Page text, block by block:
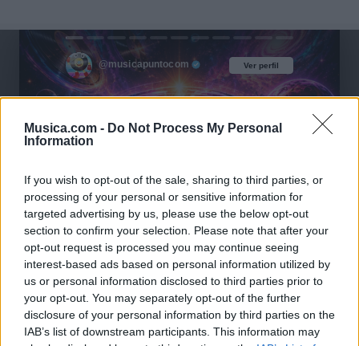
Musica.com - Do Not Process My Personal
Information
If you wish to opt-out of the sale, sharing to third parties, or
processing of your personal or sensitive information for
targeted advertising by us, please use the below opt-out
section to confirm your selection. Please note that after your
opt-out request is processed you may continue seeing
interest-based ads based on personal information utilized by
us or personal information disclosed to third parties prior to
your opt-out. You may separately opt-out of the further
disclosure of your personal information by third parties on the
IAB’s list of downstream participants. This information may
Ver perfil
@musicapuntocom Ver perfil